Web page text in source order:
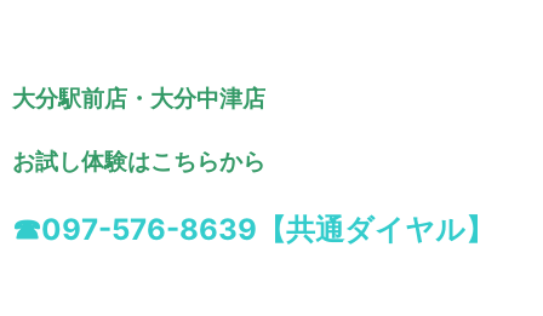
大分駅前店・大分中津店
お試し体験はこちらから
☎097-576-8639【共通ダイヤル】